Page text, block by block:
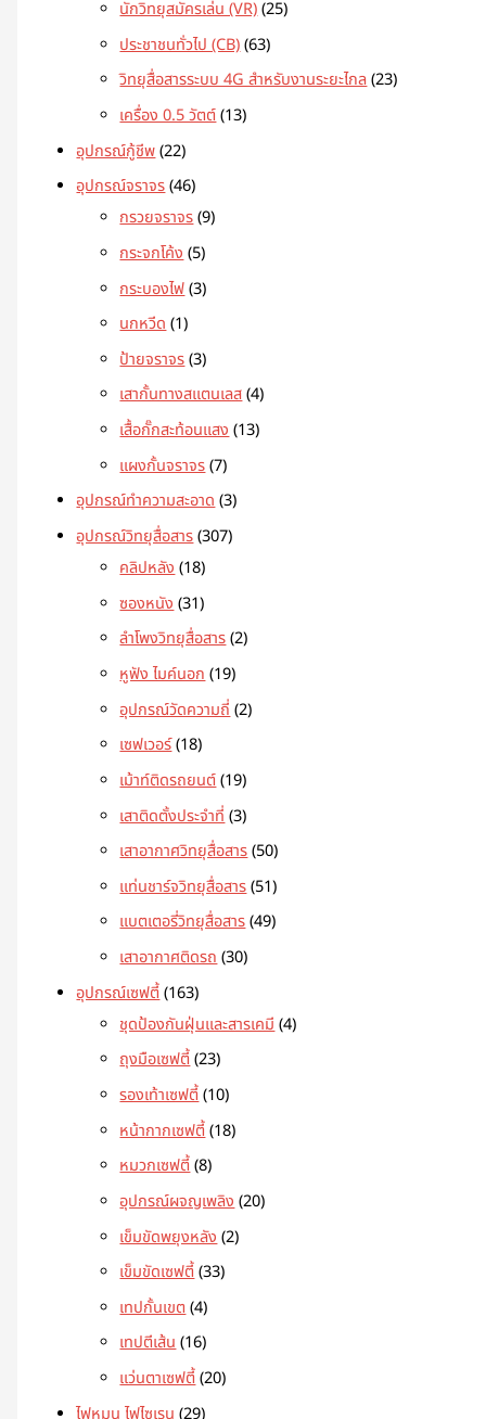
นักวิทยุสมัครเล่น (VR) 25
ประชาชนทั่วไป (CB) 63
วิทยุสื่อสารระบบ 4G สำหรับงานระยะไกล 23
เครื่อง 0.5 วัตต์ 13
อุปกรณ์กู้ชีพ 22
อุปกรณ์จราจร 46
กรวยจราจร 9
กระจกโค้ง 5
กระบองไฟ 3
นกหวีด 1
ป้ายจราจร 3
เสากั้นทางสแตนเลส 4
เสื้อกั๊กสะท้อนแสง 13
แผงกั้นจราจร 7
อุปกรณ์ทำความสะอาด 3
อุปกรณ์วิทยุสื่อสาร 307
คลิปหลัง 18
ซองหนัง 31
ลำโพงวิทยุสื่อสาร 2
หูฟัง ไมค์นอก 19
อุปกรณ์วัดความถี่ 2
เซฟเวอร์ 18
เม้าท์ติดรถยนต์ 19
เสาติดตั้งประจำที่ 3
เสาอากาศวิทยุสื่อสาร 50
แท่นชาร์จวิทยุสื่อสาร 51
แบตเตอรี่วิทยุสื่อสาร 49
เสาอากาศติดรถ 30
อุปกรณ์เซฟตี้ 163
ชุดป้องกันฝุ่นและสารเคมี 4
ถุงมือเซฟตี้ 23
รองเท้าเซฟตี้ 10
หน้ากากเซฟตี้ 18
หมวกเซฟตี้ 8
อุปกรณ์ผจญเพลิง 20
เข็มขัดพยุงหลัง 2
เข็มขัดเซฟตี้ 33
เทปกั้นเขต 4
เทปตีเส้น 16
แว่นตาเซฟตี้ 20